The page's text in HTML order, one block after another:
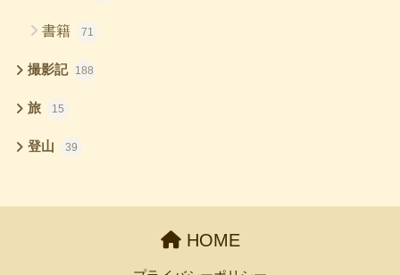
書籍 71
撮影記 188
旅 15
登山 39
HOME